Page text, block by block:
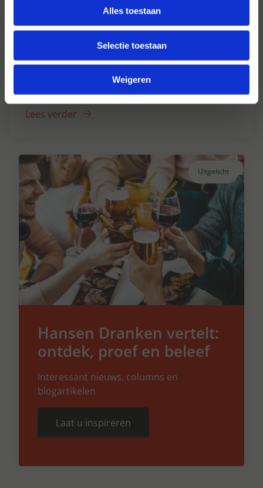
Alles toestaan
Selectie toestaan
Weigeren
Hansen Dranken sinds 1947
Al ruim 75 jaar uw grote onafhankelijke
drankengroothandel.
Lees verder
Uitgelicht
Hansen Dranken vertelt:
ontdek, proef en beleef
Interessant nieuws, columns en
blogartikelen
Laat u inspireren